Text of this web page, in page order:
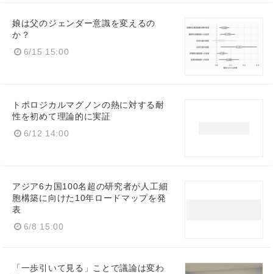
娘は父のジェンダー意識を変えるの
か？
6/15 15:00
トポロジカルマグノンの熱に対する耐
性を初めて理論的に実証
6/12 14:00
アジア6カ国100名超の研究者が人工細
胞構築に向けた10年ロードマップを発
表
6/8 15:00
「一歩引いて見る」ことで議論は変わ